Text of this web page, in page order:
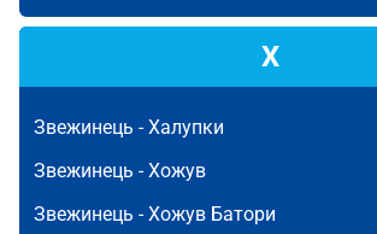
Х
Звежинець -Халупки
Звежинець -Хожув
Звежинець -Хожув Батори